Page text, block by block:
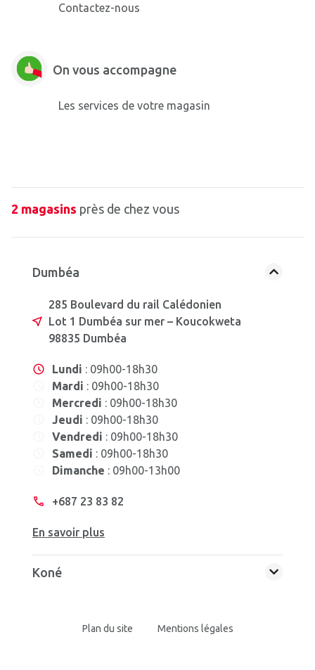
2 magasins près de chez vous
Dumbéa
285 Boulevard du rail Calédonien
Lot 1 Dumbéa sur mer – Koucokweta
98835 Dumbéa
Lundi : 09h00-18h30
Mardi : 09h00-18h30
Mercredi : 09h00-18h30
Jeudi : 09h00-18h30
Vendredi : 09h00-18h30
Samedi : 09h00-18h30
Dimanche : 09h00-13h00
+687 23 83 82
En savoir plus
Koné
Contactez-nous
On vous accompagne
Les services de votre magasin
Plan du site Mentions légales